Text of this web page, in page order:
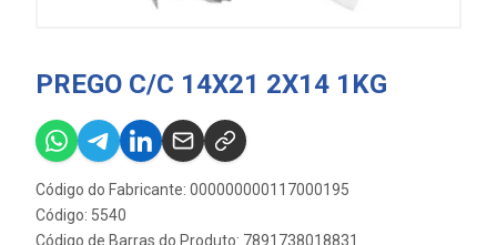
PREGO C/C 14X21 2X14 1KG
Código do Fabricante: 000000000117000195
Código: 5540
Código de Barras do Produto: 7891738018831